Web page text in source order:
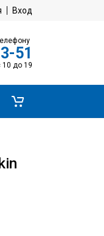
Вход
51
10 до 19